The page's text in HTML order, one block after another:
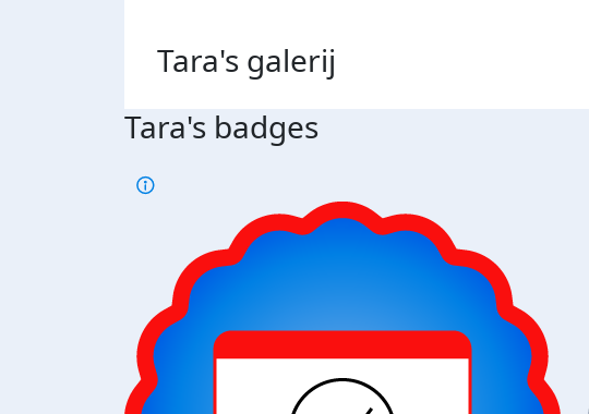
Tara's galerij
Tara's badges